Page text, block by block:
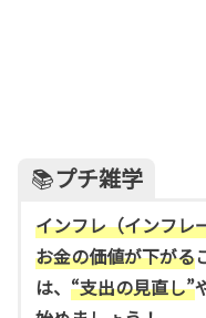
📚プチ雑学
インフレ（インフレ
お金の価値が下がる
は、 “支出の見直し”